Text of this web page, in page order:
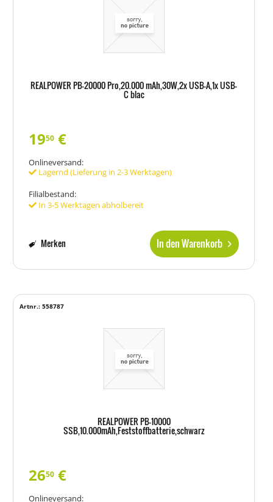
REALPOWER PB-20000 Pro,20.000 mAh,30W,2x USB-A,1x USB-
C blac
1950 €
Onlineversand:
Lagernd (Lieferung in 2-3 Werktagen)
Filialbestand:
In 3-5 Werktagen abholbereit
In den Warenkorb
Merken
REALPOWER PB-10000
SSB,10.000mAh,Feststoffbatterie,schwarz
Artnr.: 558787
2650 €
Onlineversand: